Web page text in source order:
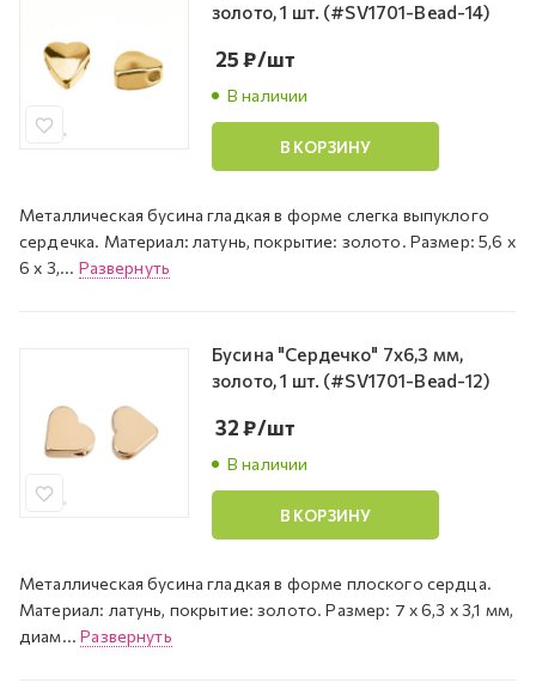
золото, 1 шт. (#SV1701-Bead-14)
В наличии
25₽/шт
В КОРЗИНУ
Металлическая бусина гладкая в форме слегка выпуклого
сердечка. Материал: латунь, покрытие: золото. Размер: 5,6 х
6 х 3,... Развернуть
Бусина "Сердечко" 7х6,3 мм,
золото, 1 шт. (#SV1701-Bead-12)
В наличии
32₽/шт
В КОРЗИНУ
Металлическая бусина гладкая в форме плоского сердца.
Материал: латунь, покрытие: золото. Размер: 7 х 6,3 х 3,1 мм,
диам...Развернуть